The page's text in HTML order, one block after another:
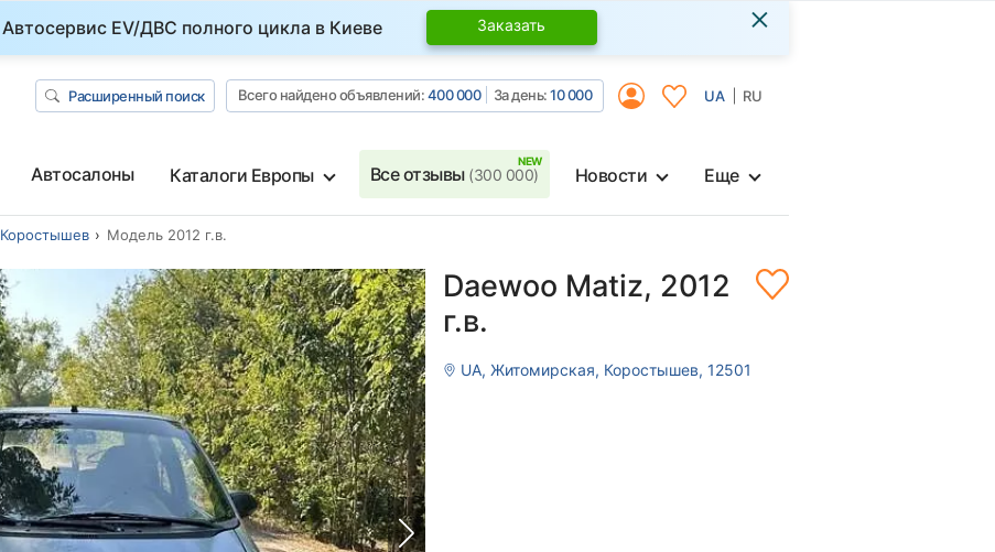
Автосервис EV/ДВС полного цикла в Киеве Заказать ×
Расширенный поиск Всего найдено объявлений:400 000 За день:10 000 UA RU
Автосалоны Каталоги Европы Все отзывы (300 000) Новости Еще
Коростышев Модель 2012 г.в.
Daewoo Matiz, 2012
г.в.
UA, Житомирская, Коростышев, 12501